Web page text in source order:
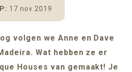
17 nov 2019
volgen we Anne en Dave
Wat hebben ze er
Houses van gemaakt! Je